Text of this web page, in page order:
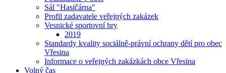
Sál "Hasičárna"
Profil zadavatele veřejných zakázek
Vesnické sportovní hry
2019
Standardy kvality sociálně-právní ochrany dětí pro obec
Vřesina
Informace o veřejných zakázkách obce Vřesina
Volný čas